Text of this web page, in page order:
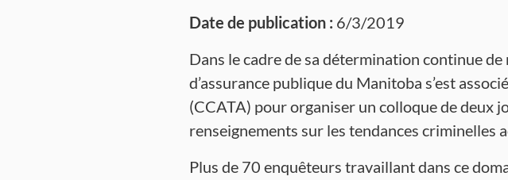
Date de publication : 6/3/2019
Dans le cadre de sa détermination continue
d’assurance publique du Manitoba s’est
(CCATA) pour organiser un colloque de deux
renseignements sur les tendances criminelles
Plus de 70 enquêteurs travaillant dans ce